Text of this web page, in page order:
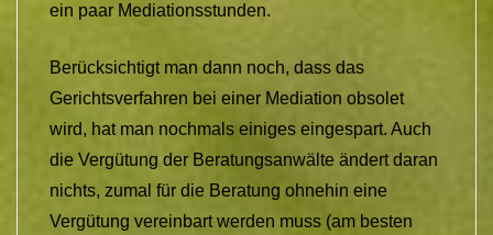
ein paar Mediationsstunden.
Berücksichtigt man dann noch, dass das
Gerichtsverfahren bei einer Mediation obsolet
wird, hat man nochmals einiges eingespart. Auch
die Vergütung der Beratungsanwälte ändert daran
nichts, zumal für die Beratung ohnehin eine
Vergütung vereinbart werden muss (am besten